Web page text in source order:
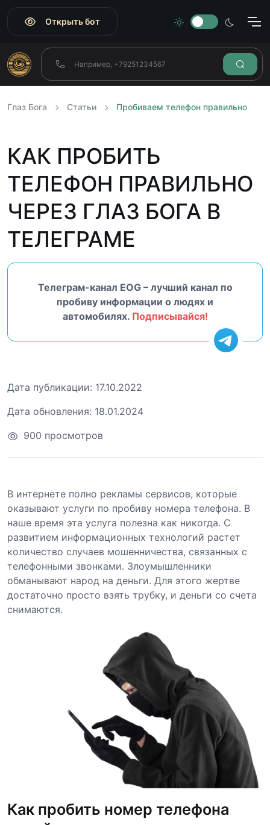
Открыть бот
Глаз Бога Статьи Пробиваем телефон правильно
КАК ПРОБИТЬ
ТЕЛЕФОН ПРАВИЛЬНО
ЧЕРЕЗ ГЛАЗ БОГА В
ТЕЛЕГРАМЕ
Телеграм-канал EOG – лучший канал по
пробиву информации о людях и
автомобилях. Подписывайся!
Дата публикации: 17.10.2022
Дата обновления: 18.01.2024
900 просмотров
В интернете полно рекламы сервисов, которые
оказывают услуги по пробиву номера телефона. В
наше время эта услуга полезна как никогда. С
развитием информационных технологий растет
количество случаев мошенничества, связанных с
телефонными звонками. Злоумышленники
обманывают народ на деньги. Для этого жертве
достаточно просто взять трубку, и деньги со счета
снимаются.
Как пробить номер телефона